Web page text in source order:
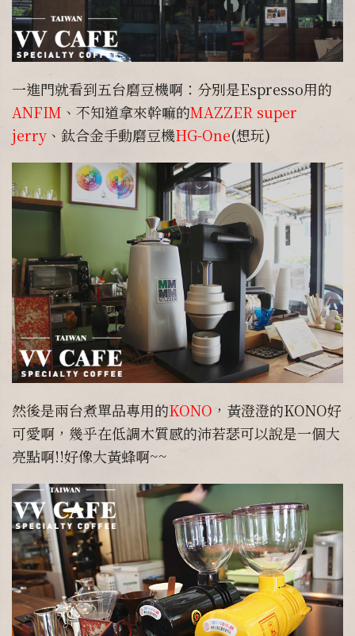
一進門就看到五台磨豆機啊：分別是Espresso用的
ANFIM 、不知道拿來幹嘛的MAZZER super
jerry 、鈦合金手動磨豆機HG-One(想玩)
然後是兩台煮單品專用的KONO ，黃澄澄的KONO好
可愛啊，幾乎在低調木質感的沛若瑟可以說是一個大
亮點啊!!好像大黃蜂啊~~